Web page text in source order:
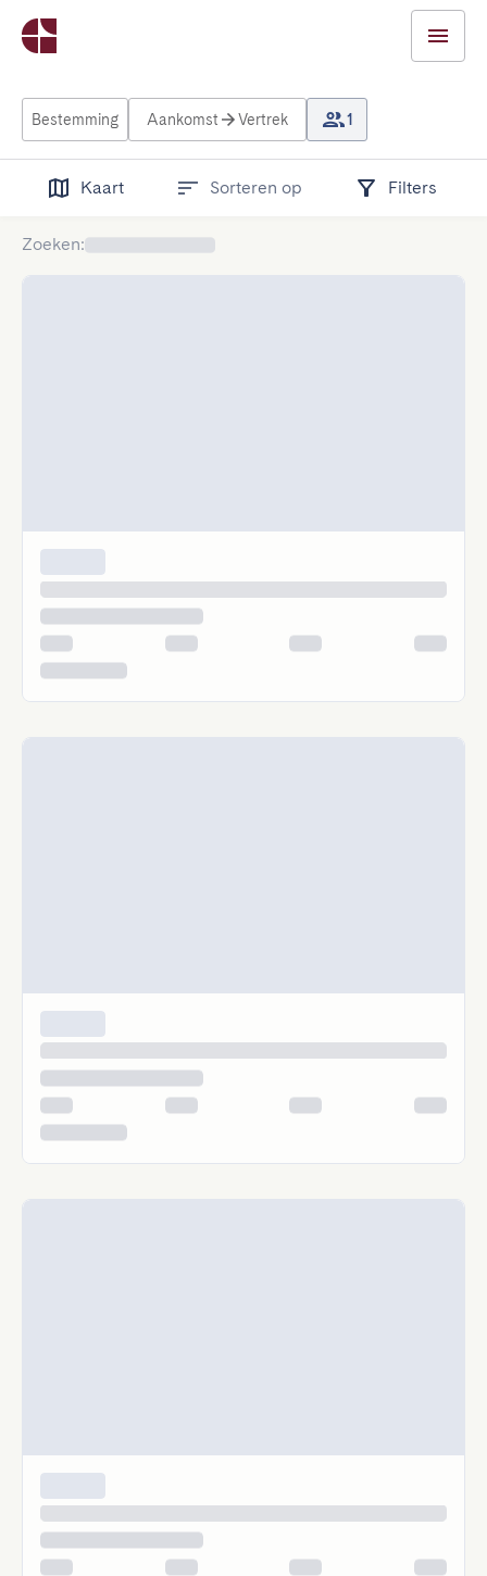
Bestemming Aankomst Vertrek 1
Kaart Sorteren op Filters
Zoeken: